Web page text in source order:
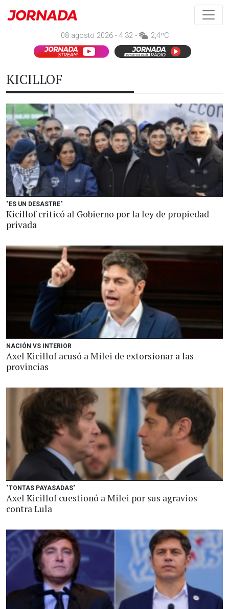
08 agosto 2026 - 4:32 - 2,4ºC
KICILLOF
"ES UN DESASTRE"
Kicillof criticó al Gobierno por la ley de propiedad
privada
NACIÓN VS INTERIOR
Axel Kicillof acusó a Milei de extorsionar a las
provincias
"TONTAS PAYASADAS"
Axel Kicillof cuestionó a Milei por sus agravios
contra Lula